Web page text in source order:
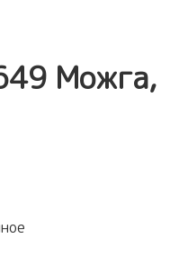
Можга,